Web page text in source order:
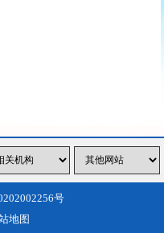
号
地图